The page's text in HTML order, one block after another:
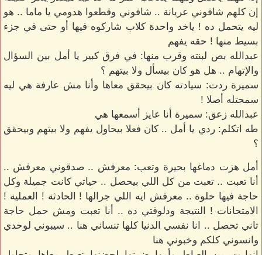
إن كلهم شافوني عريانة .. شافوني وقطعوا هدومي يا ماما .. هو
ليه يتحمل ده ! ياخد واحدة كلاب شاركوه فيها أو حتى في جزء
بسيط منها ! حقه يفهم
عبدالله بص لبنته وقرب منها: في فرق كبير يا أمل بين السؤال
والإتهام .. هل هو كان بيسأل ولا بيتهم ؟
سميرة ردت: سيادته كان بيحقق معاها وأنا مش عارفة هي ليه
سمحتله أصلا !
عبدالله زعق: سميرة أنا عايز أسمعها هي
طه اتكلم: ردي يا أمل .. كان فعلا بيحاول يفهم ولا بيتهم وبيحقق
؟
أمل هزت دماغها بحيرة وتعب: معرفش .. صدقوني معرفش ..
أنا تعبت .. تعبت من كل اللي بيحصل .. حياتي كانت جميلة وكل
حاجة فيها حلوة .. معرفش ايه اللي جرالها ! الحادثة ! العملية !
الامتحانات ! النتيجة ودلوقتي ده .. أنا تعبت ومش حمل حاجة
تاني تحصل .. انا نفسي الدنيا كلها تنساني هنا .. سيبوني لوحدي
وانسوني كلكم وخبوني هنا